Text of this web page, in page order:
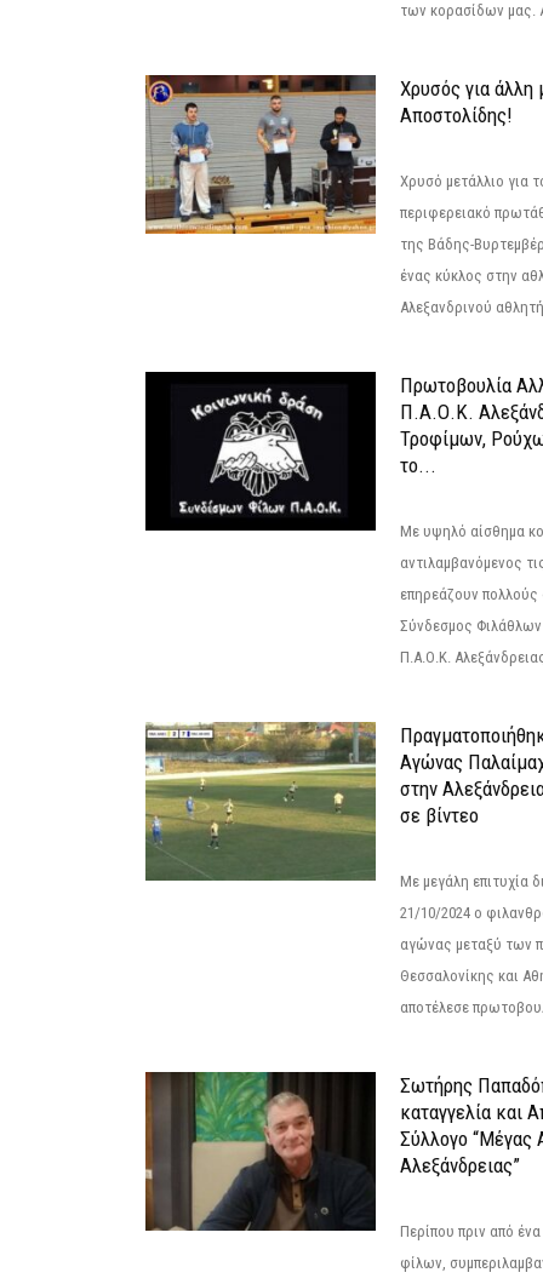
των κορασίδων μας.
Χρυσός για άλλη
Αποστολίδης!
Χρυσό μετάλλιο για
περιφερειακό
της Βάδης-
ένας κύκλος στην
Αλεξανδρινού
Πρωτοβουλία
Π.Α.Ο.Κ.
Τροφίμων,
το...
Με υψηλό αίσθημα
αντιλαμβανόμενος
επηρεάζουν πολλούς
Σύνδεσμος
Π.Α.Ο.Κ.
Αγώνας
στην
σε βίντεο
Με μεγάλη επιτυχία
21/10/2024 ο
αγώνας μεταξύ των
Θεσσαλονίκης και
αποτέλεσε
Σωτήρης
καταγγελία και
Σύλλογο “Μέγας
Αλεξάνδρειας”
Περίπου πριν από
φίλων,